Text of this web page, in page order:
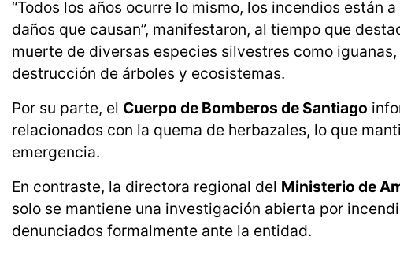
“Todos los años ocurre lo mismo, los incendios están
daños que causan”, manifestaron, al tiempo que
muerte de diversas especies silvestres como
destrucción de árboles y ecosistemas.
Por su parte, el Cuerpo de Bomberos de Santiago
relacionados con la quema de herbazales, lo que
emergencia.
En contraste, la directora regional del Ministerio de
solo se mantiene una investigación abierta por
denunciados formalmente ante la entidad.